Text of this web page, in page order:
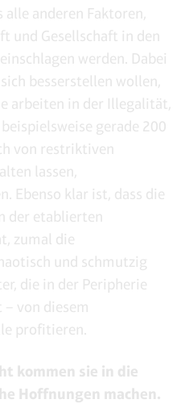
anderen Faktoren,
und Gesellschaft in den
werden. Dabei
besserstellen wollen,
arbeiten in der Illegalität,
gerade 200
von restriktiven
lassen,
Ebenso klar ist, dass die
der etablierten
zumal die
und schmutzig
die in der Peripherie
– von diesem
profitieren.
kommen sie in die
Hoffnungen machen.